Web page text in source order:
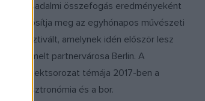
társadalmi összefogás eredményeként
valósítja meg az egyhónapos művészeti
fesztivált, amelynek idén először lesz
kiemelt partnervárosa Berlin. A
projektsorozat témája 2017-ben a
Gasztronómia és a bor.